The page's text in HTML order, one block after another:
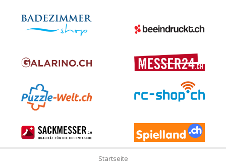
Startseite